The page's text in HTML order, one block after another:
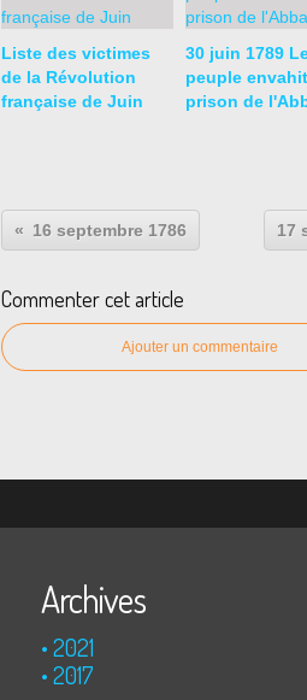
Liste des victimes
de la Révolution
française de Juin
30 juin 1789
peuple
prison de
16 septembre 1786 17
Commenter cet article
Ajouter un commentaire
Archives
2021
2017